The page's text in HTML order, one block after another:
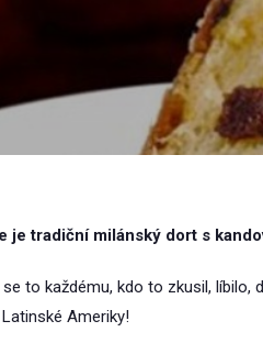
je tradiční milánský dort s
to každému, kdo to zkusil, líbilo,
Ameriky!